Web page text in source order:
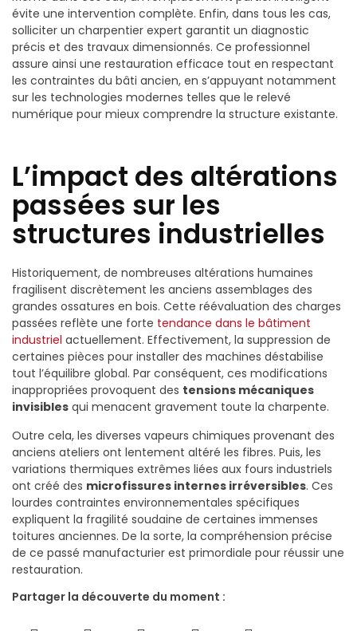
évite une intervention complète. Enfin, dans tous les cas,
solliciter un charpentier expert garantit un diagnostic
précis et des travaux dimensionnés. Ce professionnel
assure ainsi une restauration efficace tout en respectant
les contraintes du bâti ancien, en s’appuyant notamment
sur les technologies modernes telles que le relevé
numérique pour mieux comprendre la structure existante.
L’impact des altérations
passées sur les
structures industrielles
Historiquement, de nombreuses altérations humaines
fragilisent discrètement les anciens assemblages des
grandes ossatures en bois. Cette réévaluation des charges
passées reflète une forte tendance dans le bâtiment
industriel actuellement. Effectivement, la suppression de
certaines pièces pour installer des machines déstabilise
tout l’équilibre global. Par conséquent, ces modifications
inappropriées provoquent des tensions mécaniques
invisibles qui menacent gravement toute la charpente.
Outre cela, les diverses vapeurs chimiques provenant des
anciens ateliers ont lentement altéré les fibres. Puis, les
variations thermiques extrêmes liées aux fours industriels
ont créé des microfissures internes irréversibles. Ces
lourdes contraintes environnementales spécifiques
expliquent la fragilité soudaine de certaines immenses
toitures anciennes. De la sorte, la compréhension précise
de ce passé manufacturier est primordiale pour réussir une
restauration.
Partager la découverte du moment :